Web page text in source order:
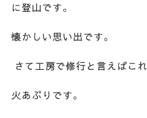
に登山です。
懐かしい思い出です。
さて工房で修行と言えばこれ
火あぶりです。